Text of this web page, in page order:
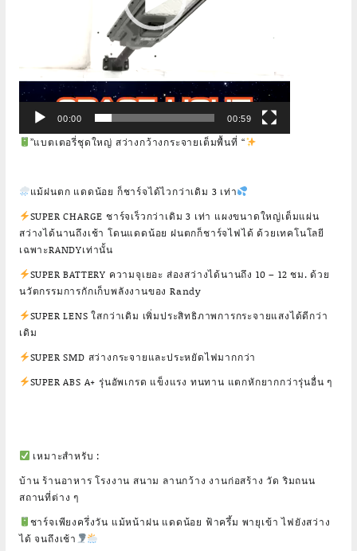
00:00 00:59
”แบตเตอรี่ชุดใหญ่ สว่างกว้างกระจายเต็มพื้นที่ “
แม้ฝนตก แดดน้อย ก็ชาร์จได้ไวกว่าเดิม 3 เท่า
SUPER CHARGE ชาร์จเร็วกว่าเดิม 3 เท่า แผงขนาดใหญ่เต็มแผ่น
สว่างได้นานถึงเช้า โดนแดดน้อย ฝนตกก็ชาร์จไฟได้ ด้วยเทคโนโลยี
เฉพาะRANDYเท่านั้น
SUPER BATTERY ความจุเยอะ ส่องสว่างได้นานถึง 10 – 12 ชม. ด้วย
นวัตกรรมการกักเก็บพลังงานของ Randy
SUPER LENS ใสกว่าเดิม เพิ่มประสิทธิภาพการกระจายแสงได้ดีกว่า
เดิม
SUPER SMD สว่างกระจายและประหยัดไฟมากกว่า
SUPER ABS A+ รุ่นอัพเกรด แข็งแรง ทนทาน แตกหักยากกว่ารุ่นอื่น ๆ
เหมาะสำหรับ :
บ้าน ร้านอาหาร โรงงาน สนาม ลานกว้าง งานก่อสร้าง วัด ริมถนน
สถานที่ต่าง ๆ
ชาร์จเพียงครึ่งวัน แม้หน้าฝน แดดน้อย ฟ้าครึ้ม พายุเข้า ไฟยังสว่าง
ได้ จนถึงเช้า